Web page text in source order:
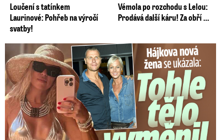
Loučení s tatínkem
Laurinové: Pohřeb na výročí
svatby!
Vémola po rozchodu s Lelou:
Prodává další káru! Za obří ...
Tohle tělo nahradilo Belo: Nová partnerka se ukázala...